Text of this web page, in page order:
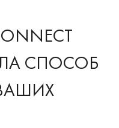
СПОСОБ